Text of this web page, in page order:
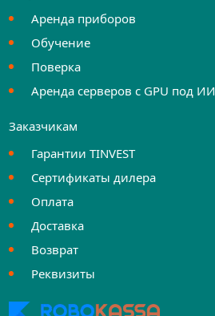
Аренда приборов
Обучение
Поверка
Аренда серверов с GPU под ИИ
Заказчикам
Гарантии TINVEST
Сертификаты дилера
Оплата
Доставка
Возврат
Реквизиты